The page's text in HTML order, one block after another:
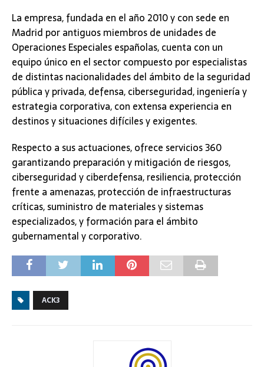
La empresa, fundada en el año 2010 y con sede en
Madrid por antiguos miembros de unidades de
Operaciones Especiales españolas, cuenta con un
equipo único en el sector compuesto por especialistas
de distintas nacionalidades del ámbito de la seguridad
pública y privada, defensa, ciberseguridad, ingeniería y
estrategia corporativa, con extensa experiencia en
destinos y situaciones difíciles y exigentes.
Respecto a sus actuaciones, ofrece servicios 360
garantizando preparación y mitigación de riesgos,
ciberseguridad y ciberdefensa, resiliencia, protección
frente a amenazas, protección de infraestructuras
críticas, suministro de materiales y sistemas
especializados, y formación para el ámbito
gubernamental y corporativo.
ACK3